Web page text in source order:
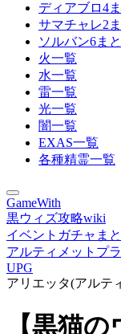
ディアブロ4
サマチャレ2
ソルバン6ま
火一覧
水一覧
雷一覧
光一覧
闇一覧
EXAS一覧
各種精霊一覧
GameWith
黒ウィズ攻略wiki
イベントガチャま
アルティメットプ
UPG
アリエッタ(アルテ
【黒猫